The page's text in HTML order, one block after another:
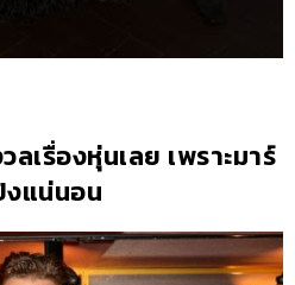
ลเรื่องหุ่นเลย เพราะมาร์
งแน่นอน